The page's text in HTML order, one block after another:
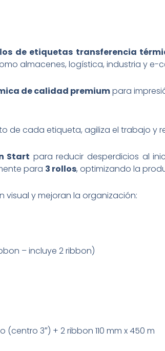
de etiquetas transferencia
almacenes, logística, industria y e-
de calidad premiumpara
de cada etiqueta, agiliza el trabajo y
Start para reducir desperdicios al
para 3 rollos, optimizando la
visual y mejoran la organización:
– incluye 2 ribbon)
3″) + 2 ribbon 110 mm x 450 m